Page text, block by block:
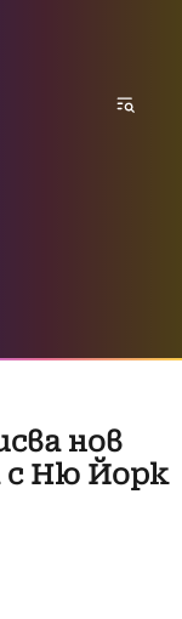
нов
с Ню Йорк